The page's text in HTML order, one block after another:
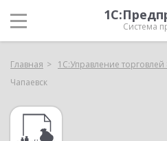
Система
Главная 1С:Управление торговлей
Чапаевск